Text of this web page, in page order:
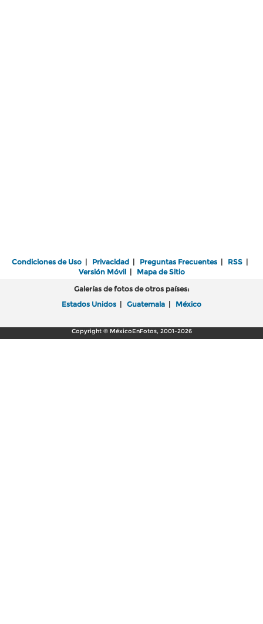
Condiciones de Uso | Privacidad | Preguntas Frecuentes | RSS |
Versión Móvil| Mapa de Sitio
Galerías de fotos de otros países:
Estados Unidos | Guatemala | México
Copyright © MéxicoEnFotos, 2001-2026